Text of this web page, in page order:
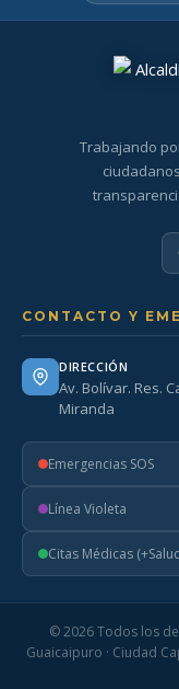
Trabajando
CONTACTO Y
DIRECCIÓN
Av. Bolívar. Res.
Miranda
Emergencias SOS
Línea Violeta
Citas Médicas
© 2026 Todos los
Guaicaipuro · Ciudad